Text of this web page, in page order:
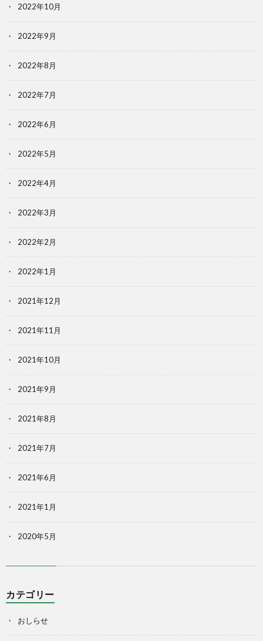
2022年10月
2022年9月
2022年8月
2022年7月
2022年6月
2022年5月
2022年4月
2022年3月
2022年2月
2022年1月
2021年12月
2021年11月
2021年10月
2021年9月
2021年8月
2021年7月
2021年6月
2021年1月
2020年5月
カテゴリー
おしらせ